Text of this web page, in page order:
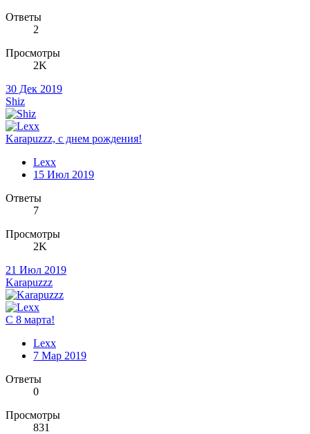
Ответы
2
Просмотры
2K
30 Дек 2019
Shiz
Karapuzzz, с днем рождения!
Lexx
15 Июл 2019
Ответы
7
Просмотры
2K
21 Июл 2019
Karapuzzz
С 8 марта!
Lexx
7 Мар 2019
Ответы
0
Просмотры
831